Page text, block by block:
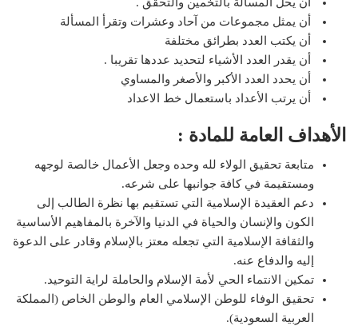
أن يحل المسألة بالتخمين والتحقق .
أن يمثل مجموعات من آحاد وعشرات وتقرأ المسألة
أن يكتب العدد بطرائق مختلفة
أن يقدر العدد الأشياء لتحديد عددها تقريبا .
أن يحدد العدد الأكبر والأصغر والمساوي
أن يرتب الأعداد باستعمال خط الاعداد
الأهداف العامة للمادة :
متابعة تحقيق الولاء لله وحده وجعل الأعمال خالصة لوجهه
ومستقيمة في كافة جوانبها على شرعه.
دعم العقيدة الإسلامية التي تستقيم بها نظرة الطالب إلى
الكون والإنسان والحياة في الدنيا والآخرة بالمفاهيم الأساسية
والثقافة الإسلامية التي تجعله معتز بالإسلام وقادر على الدعوة
إليه والدفاع عنه.
تمكين الانتماء الحي لأمة الإسلام والحاملة لراية التوحيد.
تحقيق الوفاء للوطن الإسلامي العام والوطن الخاص (المملكة
العربية السعودية).